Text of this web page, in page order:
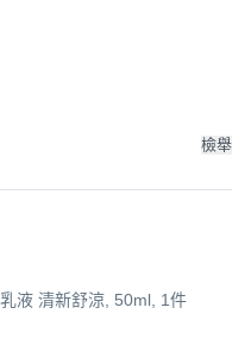
檢舉
液 清新舒涼, 50ml, 1件